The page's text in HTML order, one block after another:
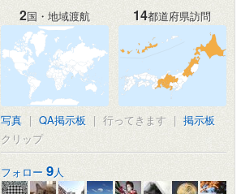
2国・地域渡航 14都道府県訪問
写真 | QA掲示板 | 行ってきます | 掲示板
クリップ
フォロー 9人